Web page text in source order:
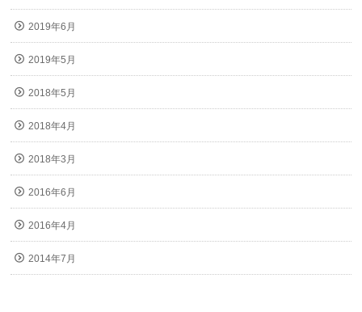
2019年6月
2019年5月
2018年5月
2018年4月
2018年3月
2016年6月
2016年4月
2014年7月